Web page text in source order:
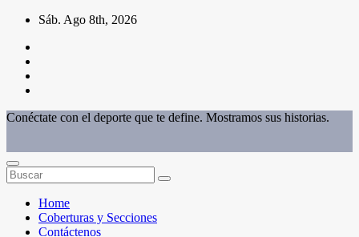
Saltar
contenido
Sáb. Ago 8th, 2026
Conéctate con el deporte que te define. Mostramos sus historias.
Home
Coberturas y Secciones
Contáctenos